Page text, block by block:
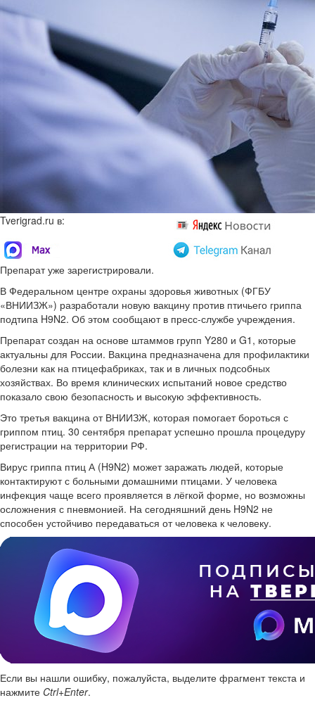
Tverigrad.ru в:
Препарат уже зарегистрировали.
В Федеральном центре охраны здоровья животных (ФГБУ
«ВНИИЗЖ») разработали новую вакцину против птичьего гриппа
подтипа H9N2. Об этом сообщают в пресс-службе учреждения.
Препарат создан на основе штаммов групп Y280 и G1, которые
актуальны для России. Вакцина предназначена для профилактики
болезни как на птицефабриках, так и в личных подсобных
хозяйствах. Во время клинических испытаний новое средство
показало свою безопасность и высокую эффективность.
Это третья вакцина от ВНИИЗЖ, которая помогает бороться с
гриппом птиц. 30 сентября препарат успешно прошла процедуру
регистрации на территории РФ.
Вирус гриппа птиц А (H9N2) может заражать людей, которые
контактируют с больными домашними птицами. У человека
инфекция чаще всего проявляется в лёгкой форме, но возможны
осложнения с пневмонией. На сегодняшний день H9N2 не
способен устойчиво передаваться от человека к человеку.
Если вы нашли ошибку, пожалуйста, выделите фрагмент текста и
нажмите Ctrl+Enter.